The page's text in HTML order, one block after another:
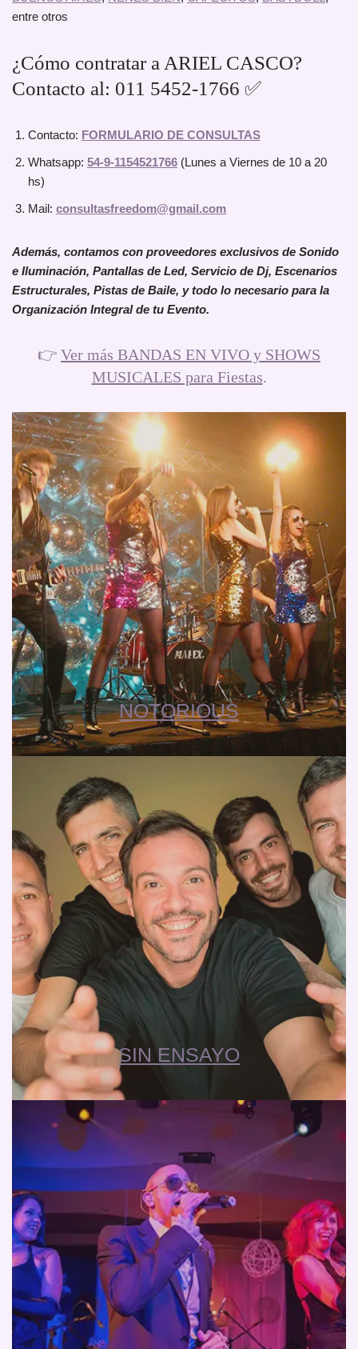
entre otros
¿Cómo contratar a ARIEL CASCO?
Contacto al: 011 5452-1766 ✅
Contacto: FORMULARIO DE CONSULTAS
Whatsapp: 54-9-1154521766 (Lunes a Viernes de 10 a 20
hs)
Mail: consultasfreedom@gmail.com
Además, contamos con proveedores exclusivos de Sonido
e Iluminación, Pantallas de Led, Servicio de Dj, Escenarios
Estructurales, Pistas de Baile, y todo lo necesario para la
Organización Integral de tu Evento.
👉 Ver más BANDAS EN VIVO y SHOWS
MUSICALES para Fiestas.
NOTORIOUS
SIN ENSAYO